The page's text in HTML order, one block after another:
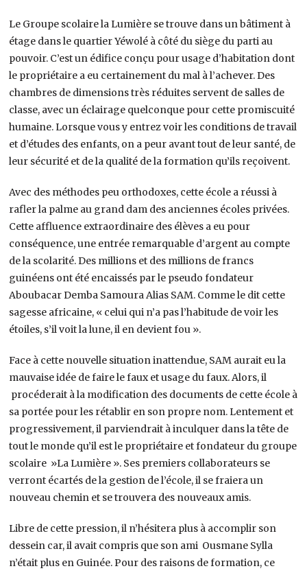
Le Groupe scolaire la Lumière se trouve dans un bâtiment à
étage dans le quartier Yéwolé à côté du siège du parti au
pouvoir. C’est un édifice conçu pour usage d’habitation dont
le propriétaire a eu certainement du mal à l’achever. Des
chambres de dimensions très réduites servent de salles de
classe, avec un éclairage quelconque pour cette promiscuité
humaine. Lorsque vous y entrez voir les conditions de travail
et d’études des enfants, on a peur avant tout de leur santé, de
leur sécurité et de la qualité de la formation qu’ils reçoivent.
Avec des méthodes peu orthodoxes, cette école a réussi à
rafler la palme au grand dam des anciennes écoles privées.
Cette affluence extraordinaire des élèves a eu pour
conséquence, une entrée remarquable d’argent au compte
de la scolarité. Des millions et des millions de francs
guinéens ont été encaissés par le pseudo fondateur
Aboubacar Demba Samoura Alias SAM. Comme le dit cette
sagesse africaine, « celui qui n’a pas l’habitude de voir les
étoiles, s’il voit la lune, il en devient fou ».
Face à cette nouvelle situation inattendue, SAM aurait eu la
mauvaise idée de faire le faux et usage du faux. Alors, il
procéderait à la modification des documents de cette école à
sa portée pour les rétablir en son propre nom. Lentement et
progressivement, il parviendrait à inculquer dans la tête de
tout le monde qu’il est le propriétaire et fondateur du groupe
scolaire »La Lumière ». Ses premiers collaborateurs se
verront écartés de la gestion de l’école, il se fraiera un
nouveau chemin et se trouvera des nouveaux amis.
Libre de cette pression, il n’hésitera plus à accomplir son
dessein car, il avait compris que son ami Ousmane Sylla
n’était plus en Guinée. Pour des raisons de formation, ce